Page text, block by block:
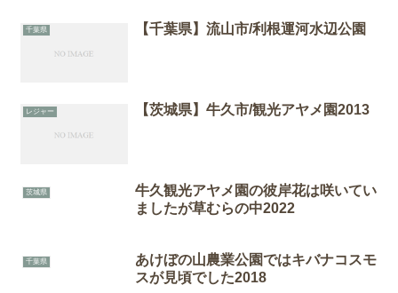
千葉県 【千葉県】流山市/利根運河水辺公園
レジャー 【茨城県】牛久市/観光アヤメ園2013
茨城県
牛久観光アヤメ園の彼岸花は咲いてい
ましたが草むらの中2022
千葉県
あけぼの山農業公園ではキバナコスモ
スが見頃でした2018